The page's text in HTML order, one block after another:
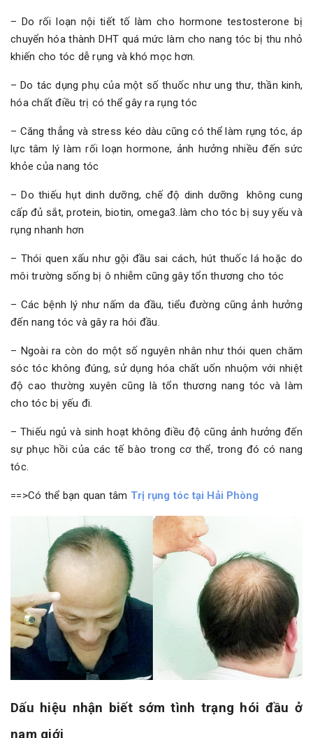
– Do rối loạn nội tiết tố làm cho hormone testosterone bị
chuyển hóa thành DHT quá mức làm cho nang tóc bị thu nhỏ
khiến cho tóc dễ rụng và khó mọc hơn.
– Do tác dụng phụ của một số thuốc như ung thư, thần kinh,
hóa chất điều trị có thể gây ra rụng tóc
– Căng thẳng và stress kéo dàu cũng có thể làm rụng tóc, áp
lực tâm lý làm rối loạn hormone, ảnh hưởng nhiều đến sức
khỏe của nang tóc
– Do thiếu hụt dinh dưỡng, chế độ dinh dưỡng không cung
cấp đủ sắt, protein, biotin, omega3..làm cho tóc bị suy yếu và
rụng nhanh hơn
– Thói quen xấu như gội đầu sai cách, hút thuốc lá hoặc do
môi trường sống bị ô nhiễm cũng gây tổn thương cho tóc
– Các bệnh lý như nấm da đầu, tiểu đường cũng ảnh hưởng
đến nang tóc và gây ra hói đầu.
– Ngoài ra còn do một số nguyên nhân như thói quen chăm
sóc tóc không đúng, sử dụng hóa chất uốn nhuộm với nhiệt
độ cao thường xuyên cũng là tổn thương nang tóc và làm
cho tóc bị yếu đi.
– Thiếu ngủ và sinh hoạt không điều độ cũng ảnh hưởng đến
sự phục hồi của các tế bào trong cơ thể, trong đó có nang
tóc.
==>Có thể bạn quan tâm Trị rụng tóc tại Hải Phòng
Dấu hiệu nhận biết sớm tình trạng hói đầu ở
nam giới